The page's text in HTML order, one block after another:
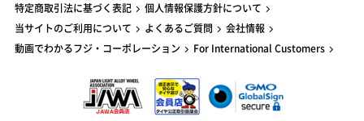
特定商取引法に基づく表記
個人情報保護方針について
当サイトのご利用について
よくあるご質問
会社情報
動画でわかるフジ・コーポレーション
For International Customers